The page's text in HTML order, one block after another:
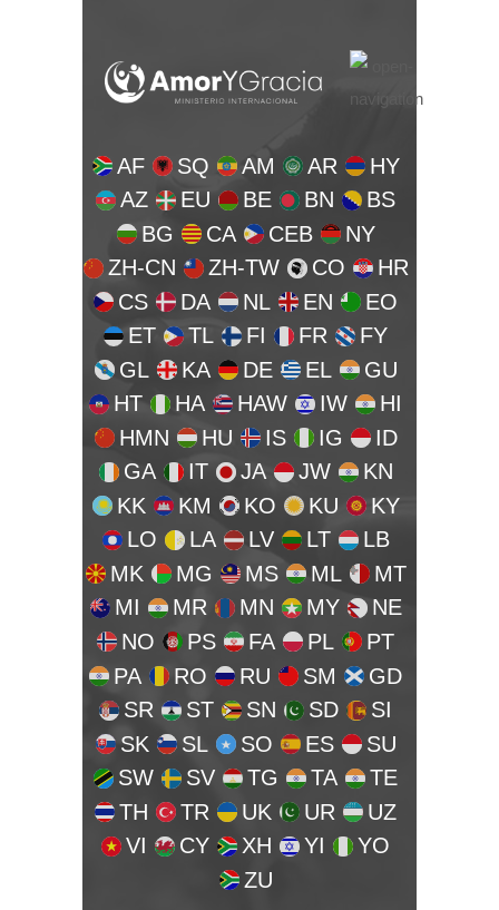
AF SQ AM AR
HY
AZ
EU BE BN
BS
BG
CA CEB
NY
ZH-CN
ZH-TW CO
HR
CS
DA NL EN
EO
ET
TL FI FR
FY
GL
KA DE EL
GU
HT
HA HAW IW
HI
HMN
HU IS IG
ID
GA
IT JA JW
KN
KK
KM KO KU
KY
LO
LA LV LT
LB
MK
MG MS ML
MT
MI
MR MN MY
NE
NO
PS FA PL
PT
PA
RO RU SM
GD
SR
ST SN SD
SI
SK
SL SO ES
SU
SW
SV TG TA
TE
TH
TR UK UR
UZ
VI
CY XH YI
YO
ZU